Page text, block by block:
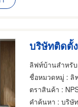
บริษัทติดตั้
ชื่อหมวดหมู่ : ลิฟ
ตราสินค้า :
คำค้นหา : บริษั